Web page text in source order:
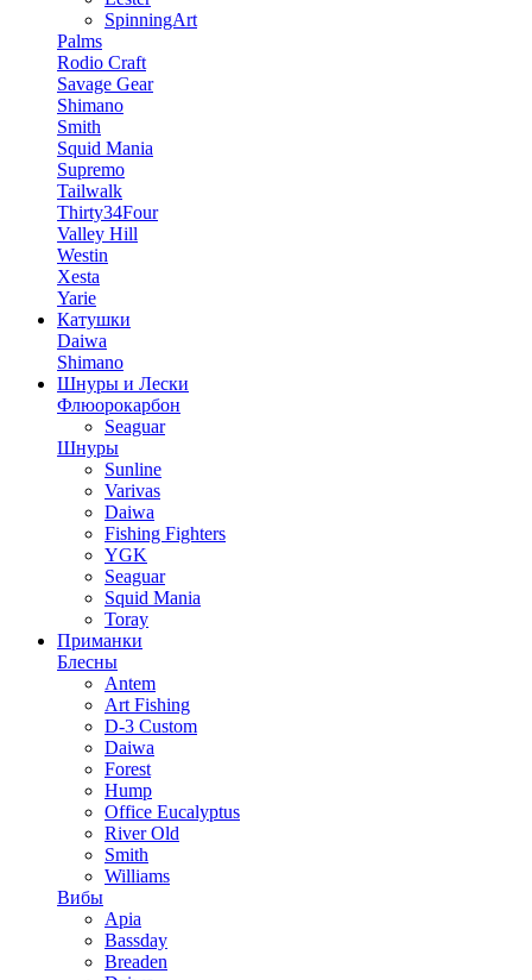
SpinningArt
Palms
Rodio Craft
Savage Gear
Shimano
Smith
Squid Mania
Supremo
Tailwalk
Thirty34Four
Valley Hill
Westin
Xesta
Yarie
Катушки
Daiwa
Shimano
Шнуры и Лески
Флюорокарбон
Seaguar
Шнуры
Sunline
Varivas
Daiwa
Fishing Fighters
YGK
Seaguar
Squid Mania
Toray
Приманки
Блесны
Antem
Art Fishing
D-3 Custom
Daiwa
Forest
Hump
Office Eucalyptus
River Old
Smith
Williams
Вибы
Apia
Bassday
Breaden